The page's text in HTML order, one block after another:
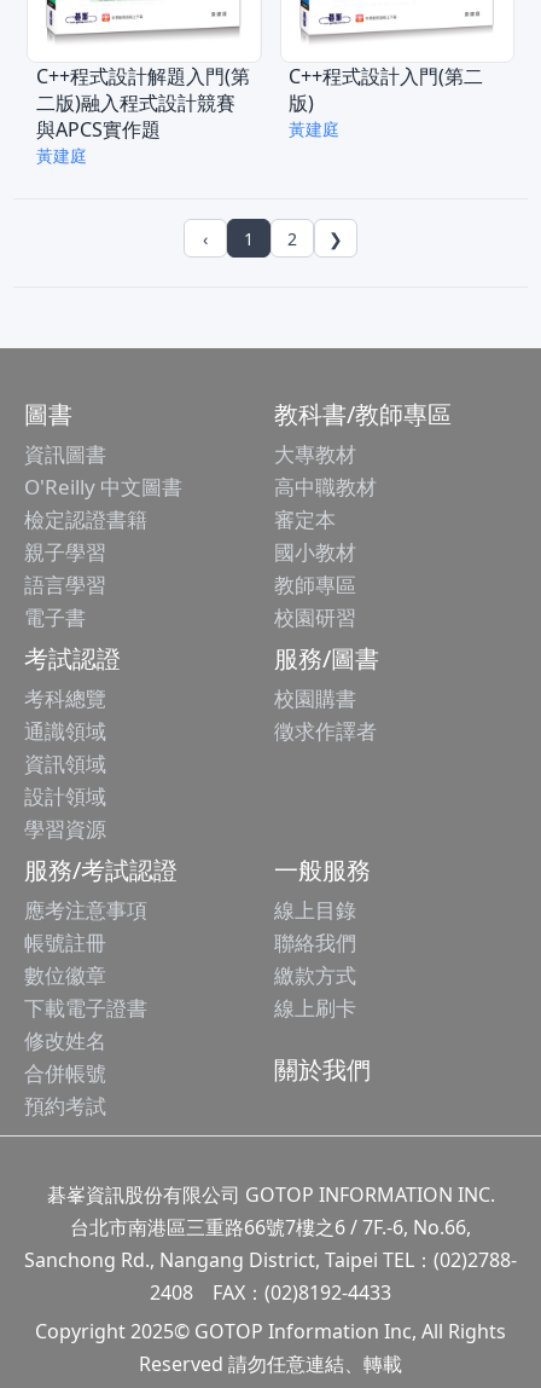
C++程式設計解題入門(第
二版)融入程式設計競賽
與APCS實作題
黃建庭
C++程式設計入門(第二
版)
黃建庭
‹ 1 2 ❯
圖書
資訊圖書
O'Reilly 中文圖書
檢定認證書籍
親子學習
語言學習
電子書
教科書/教師專區
大專教材
高中職教材
審定本
國小教材
教師專區
校園研習
考試認證
考科總覽
通識領域
資訊領域
設計領域
學習資源
服務/圖書
校園購書
徵求作譯者
服務/考試認證
應考注意事項
帳號註冊
數位徽章
下載電子證書
修改姓名
合併帳號
預約考試
一般服務
線上目錄
聯絡我們
繳款方式
線上刷卡
關於我們
碁峯資訊股份有限公司 GOTOP INFORMATION INC.
台北市南港區三重路66號7樓之6 / 7F.-6, No.66,
Sanchong Rd., Nangang District, Taipei TEL：(02)2788-
2408 FAX：(02)8192-4433
Copyright 2025© GOTOP Information Inc, All Rights
Reserved 請勿任意連結、轉載